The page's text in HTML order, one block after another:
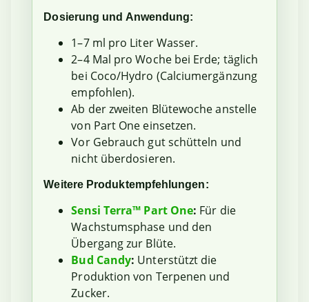
Dosierung und Anwendung:
1–7 ml pro Liter Wasser.
2–4 Mal pro Woche bei Erde; täglich
bei Coco/Hydro (Calciumergänzung
empfohlen).
Ab der zweiten Blütewoche anstelle
von Part One einsetzen.
Vor Gebrauch gut schütteln und
nicht überdosieren.
Weitere Produktempfehlungen:
Sensi Terra™ Part One: Für die
Wachstumsphase und den
Übergang zur Blüte.
Bud Candy: Unterstützt die
Produktion von Terpenen und
Zucker.